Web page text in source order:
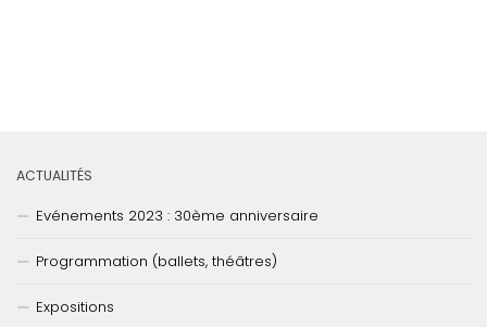
ACTUALITÉS
Evénements 2023 : 30ème anniversaire
Programmation (ballets, théâtres)
Expositions